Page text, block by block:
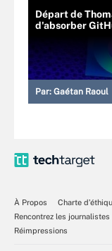
Départ de
d'absorber
Par: Gaétan Raoul
À Propos
Charte
Rencontrez les journalistes
Réimpressions